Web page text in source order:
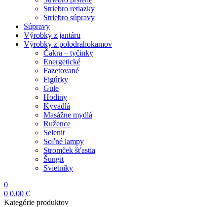
Striebro retiazky
Striebro súpravy
Súpravy
Výrobky z jantáru
Výrobky z polodrahokamov
Čakra – tyčinky
Energetické
Fazetované
Figúrky
Gule
Hodiny
Kyvadlá
Masážne mydlá
Ružence
Selenit
Soľné lampy
Stromček šťastia
Šungit
Svietniky
0
0 0,00 €
Kategórie produktov